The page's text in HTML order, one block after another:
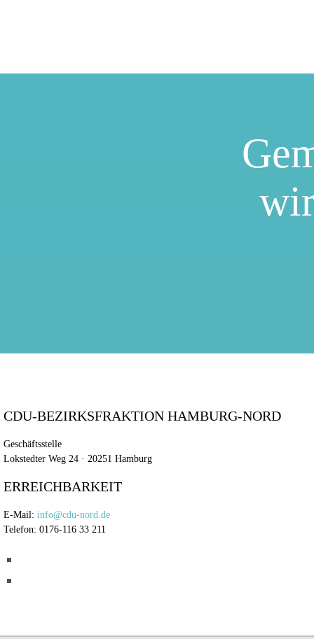
CDU-BEZIRKSFRAKTION HAMBURG-NORD
Geschäftsstelle
Lokstedter Weg 24 · 20251 Hamburg
ERREICHBARKEIT
E-Mail: info@cdu-nord.de
Telefon: 0176-116 33 211